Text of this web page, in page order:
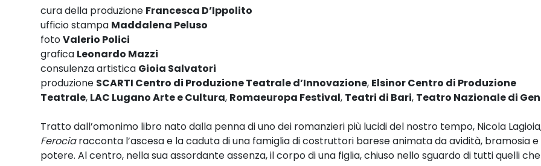
cura della produzione Francesca D’Ippolito
ufficio stampa Maddalena Peluso
fotoValerio Polici
grafica Leonardo Mazzi
consulenza artistica Gioia Salvatori
produzione SCARTI Centro di Produzione Teatrale d’Innovazione, Elsinor Centro di Produzione
Teatrale, LAC Lugano Arte e Cultura, Romaeuropa Festival, Teatri di Bari, Teatro Nazionale di
Tratto dall’omonimo libro nato dalla penna di uno dei romanzieri più lucidi del nostro tempo, Nicola
Ferociaracconta l’ascesa e la caduta di una famiglia di costruttori barese animata da avidità, bramosia e
potere. Al centro, nella sua assordante assenza, il corpo di una figlia, chiuso nello sguardo di tutti quelli